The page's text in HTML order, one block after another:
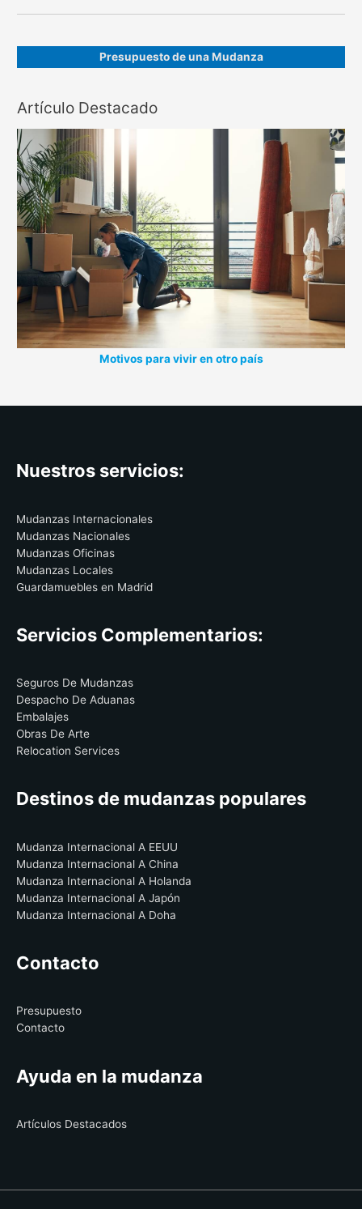
Presupuesto de una Mudanza
Artículo Destacado
Motivos para vivir en otro país
Nuestros servicios:
Mudanzas Internacionales
Mudanzas Nacionales
Mudanzas Oficinas
Mudanzas Locales
Guardamuebles en Madrid
Servicios Complementarios:
Seguros De Mudanzas
Despacho De Aduanas
Embalajes
Obras De Arte
Relocation Services
Destinos de mudanzas populares
Mudanza Internacional A EEUU
Mudanza Internacional A China
Mudanza Internacional A Holanda
Mudanza Internacional A Japón
Mudanza Internacional A Doha
Contacto
Presupuesto
Contacto
Ayuda en la mudanza
Artículos Destacados